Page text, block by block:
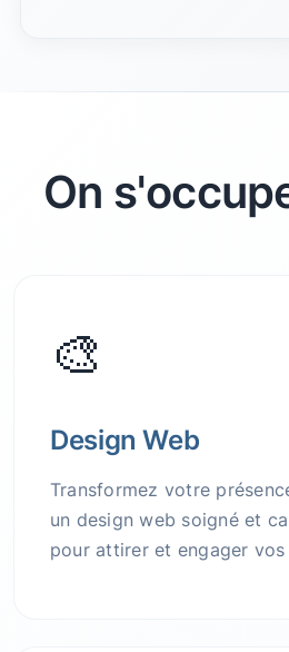
On
🎨
Design Web
Transformez votre
un design web soigné et
pour attirer et engager vos